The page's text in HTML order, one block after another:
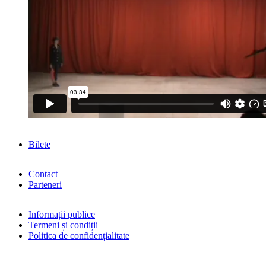
Bilete
Contact
Parteneri
Informații publice
Termeni și condiții
Politica de confidențialitate